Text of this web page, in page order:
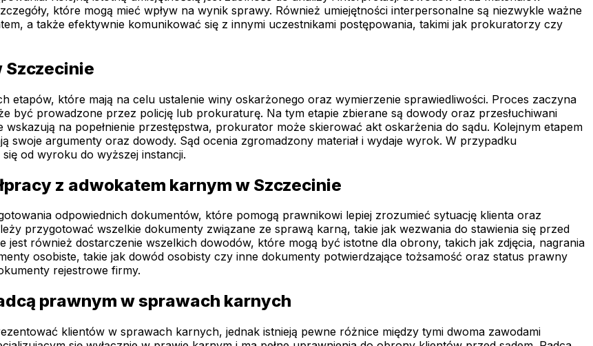
które mogą mieć wpływ na wynik sprawy. Również umiejętności interpersonalne są niezwykle ważne
a także efektywnie komunikować się z innymi uczestnikami postępowania, takimi jak prokuratorzy czy
Szczecinie
etapów, które mają na celu ustalenie winy oskarżonego oraz wymierzenie sprawiedliwości. Proces zaczyna
być prowadzone przez policję lub prokuraturę. Na tym etapie zbierane są dowody oraz przesłuchiwani
wskazują na popełnienie przestępstwa, prokurator może skierować akt oskarżenia do sądu. Kolejnym etapem
swoje argumenty oraz dowody. Sąd ocenia zgromadzony materiał i wydaje wyrok. W przypadku
od wyroku do wyższej instancji.
z adwokatem karnym w Szczecinie
odpowiednich dokumentów, które pomogą prawnikowi lepiej zrozumieć sytuację klienta oraz
przygotować wszelkie dokumenty związane ze sprawą karną, takie jak wezwania do stawienia się przed
jest również dostarczenie wszelkich dowodów, które mogą być istotne dla obrony, takich jak zdjęcia, nagrania
osobiste, takie jak dowód osobisty czy inne dokumenty potwierdzające tożsamość oraz status prawny
rejestrowe firmy.
prawnym w sprawach karnych
klientów w sprawach karnych, jednak istnieją pewne różnice między tymi dwoma zawodami